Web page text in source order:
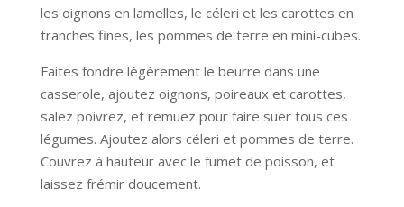
les oignons en lamelles, le céleri et les carottes en
tranches fines, les pommes de terre en mini-cubes.
Faites fondre légèrement le beurre dans une
casserole, ajoutez oignons, poireaux et carottes,
salez poivrez, et remuez pour faire suer tous ces
légumes. Ajoutez alors céleri et pommes de terre.
Couvrez à hauteur avec le fumet de poisson, et
laissez frémir doucement.